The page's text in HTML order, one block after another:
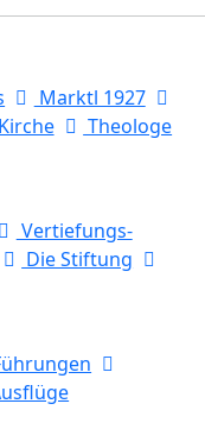
Marktl 1927
Theologe
Vertiefungs-
Die Stiftung